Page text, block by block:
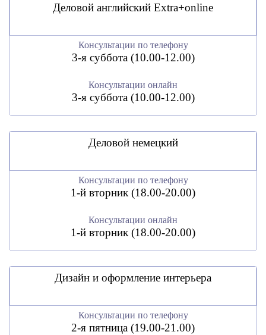
Деловой английский Extra+online
Консультации по телефону
3-я суббота (10.00-12.00)
Консультации онлайн
3-я суббота (10.00-12.00)
Деловой немецкий
Консультации по телефону
1-й вторник (18.00-20.00)
Консультации онлайн
1-й вторник (18.00-20.00)
Дизайн и оформление интерьера
Консультации по телефону
2-я пятница (19.00-21.00)